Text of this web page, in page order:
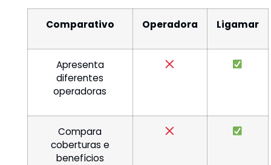
Comparativo Operadora Ligamar
Apresenta
diferentes
operadoras
Compara
coberturas e
benefícios